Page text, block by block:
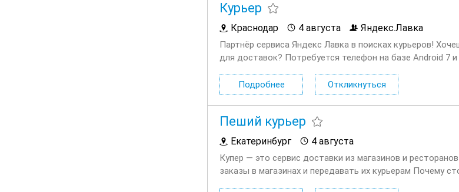
Курьер
Краснодар 4 августа Яндекс.Лавка
Партнёр сервиса Яндекс Лавка в поисках курьеров!
для доставок? Потребуется телефон на базе Android 7
Подробнее
Откликнуться
Пеший курьер
Екатеринбург 4 августа
Купер — это сервис доставки из магазинов и
заказы в магазинах и передавать их курьерам Почему